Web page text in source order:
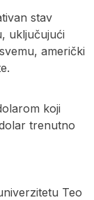
stav
uključujući
američki
koji
trenutno
Teo